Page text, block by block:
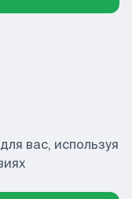
вас, используя